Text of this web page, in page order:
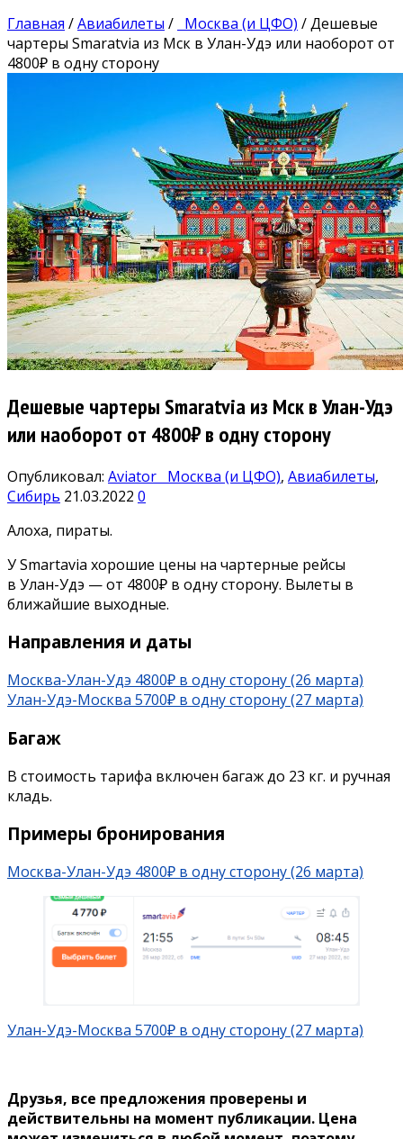
Главная /Авиабилеты / Москва (и ЦФО) /Дешевые
чартеры Smaratvia из Мск в Улан-Удэ или наоборот от
4800₽ в одну сторону
Дешевые чартеры Smaratvia из Мск в Улан-Удэ
или наоборот от 4800₽ в одну сторону
Опубликовал: Aviator Москва (и ЦФО), Авиабилеты,
Сибирь 21.03.2022 0
Алоха, пираты.
У Smartavia хорошие цены на чартерные рейсы
в Улан-Удэ — от 4800₽ в одну сторону. Вылеты в
ближайшие выходные.
Направления и даты
Москва-Улан-Удэ 4800₽ в одну сторону (26 марта)
Улан-Удэ-Москва 5700₽ в одну сторону (27 марта)
Багаж
В стоимость тарифа включен багаж до 23 кг. и ручная
кладь.
Примеры бронирования
Москва-Улан-Удэ 4800₽ в одну сторону (26 марта)
Улан-Удэ-Москва 5700₽ в одну сторону (27 марта)
Друзья, все предложения проверены и
действительны на момент публикации. Цена